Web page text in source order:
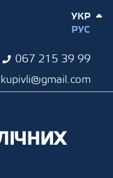
067 215 39 99
УКР
РУС